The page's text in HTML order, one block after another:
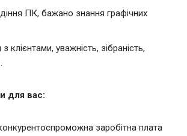
ПК, бажано знання графічних
клієнтами, уважність, зібраність,
для вас:
заробітна плата